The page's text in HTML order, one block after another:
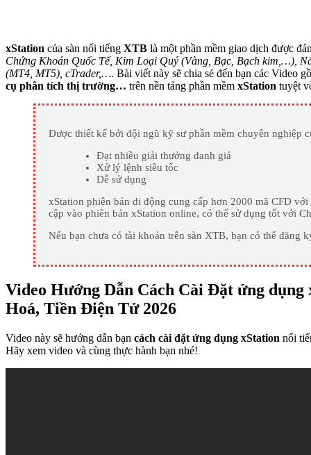
xStation của sàn nổi tiếng XTB là một phần mềm giao dịch được
Chứng Khoán Quốc Tế, Kim Loại Quý (Vàng, Bạc, Bạch kim,…),
(MT4, MT5), cTrader,…. Bài viết này sẽ chia sẻ đến bạn các Video
cụ phân tích thị trường… trên nền tảng phần mềm xStation tuyệt
Được thiết kế bởi đội ngũ kỹ sư phần mềm chuyên nghiệp
Đạt nhiều giải thưởng danh giá
Xử lý lệnh siêu tốc
Dễ sử dụng
xStation phiên bản di động cung cấp hơn 2000 mã CFD
cập vào phiên bản xStation online, có thể sử dụng tốt với
Nếu bạn chưa có tài khoản trên sàn XTB, bạn có thể đăng
Video Hướng Dẫn Cách Cài Đặt ứng
Hoá, Tiền Điện Tử 2026
Video này sẽ hướng dẫn bạn cách cài đặt ứng dụng xStation nổi
Hãy xem video và cùng thực hành bạn nhé!